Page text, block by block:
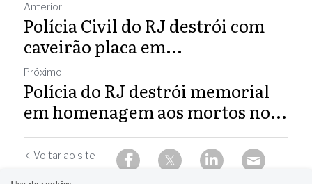
Anterior
Polícia Civil do RJ destrói com
caveirão placa em...
Próximo
Polícia do RJ destrói memorial
em homenagem aos mortos no...
Voltar ao site